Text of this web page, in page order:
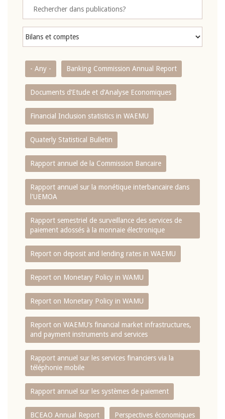
- Any - Banking Commission Annual Report
Documents d’Etude et d’Analyse Economiques
Financial Inclusion statistics in WAEMU
Quaterly Statistical Bulletin
Rapport annuel de la Commission Bancaire
Rapport annuel sur la monétique interbancaire dans
l'UEMOA
Rapport semestriel de surveillance des services de
paiement adossés à la monnaie électronique
Report on deposit and lending rates in WAEMU
Report on Monetary Policy in WAMU
Report on Monetary Policy in WAMU
Report on WAEMU’s financial market infrastructures,
and payment instruments and services
Rapport annuel sur les services financiers via la
téléphonie mobile
Rapport annuel sur les systèmes de paiement
BCEAO Annual Report Perspectives économiques